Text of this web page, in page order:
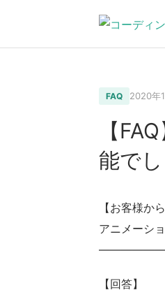
FAQ 2020年
【
能で
【お客様か
アニメーシ
【回答】